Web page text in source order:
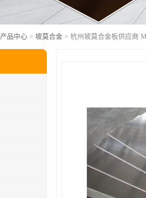
产品中心 > 坡莫合金 > 杭州坡莫合金板供应商